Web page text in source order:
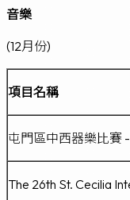
音樂
(12月份)
項目名稱
屯門區中西器樂比賽
The 26th St. Cecilia